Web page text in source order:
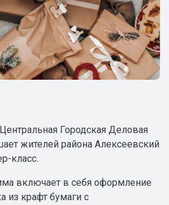
Центральная Городская Деловая
жителей района Алексеевский
класс.
включает в себя оформление
из крафт бумаги с